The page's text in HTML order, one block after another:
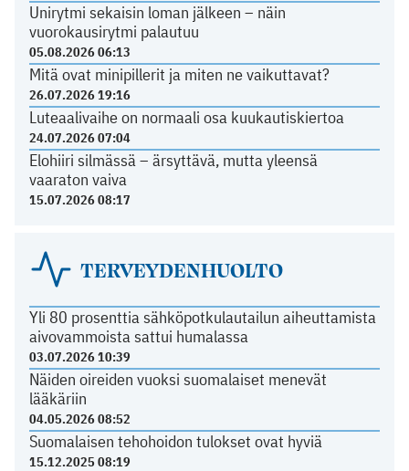
Unirytmi sekaisin loman jälkeen – näin
vuorokausirytmi palautuu
05.08.2026 06:13
Mitä ovat minipillerit ja miten ne vaikuttavat?
26.07.2026 19:16
Luteaalivaihe on normaali osa kuukautiskiertoa
24.07.2026 07:04
Elohiiri silmässä – ärsyttävä, mutta yleensä
vaaraton vaiva
15.07.2026 08:17
TERVEYDENHUOLTO
Yli 80 prosenttia sähköpotkulautailun aiheuttamista
aivovammoista sattui humalassa
03.07.2026 10:39
Näiden oireiden vuoksi suomalaiset menevät
lääkäriin
04.05.2026 08:52
Suomalaisen tehohoidon tulokset ovat hyviä
15.12.2025 08:19